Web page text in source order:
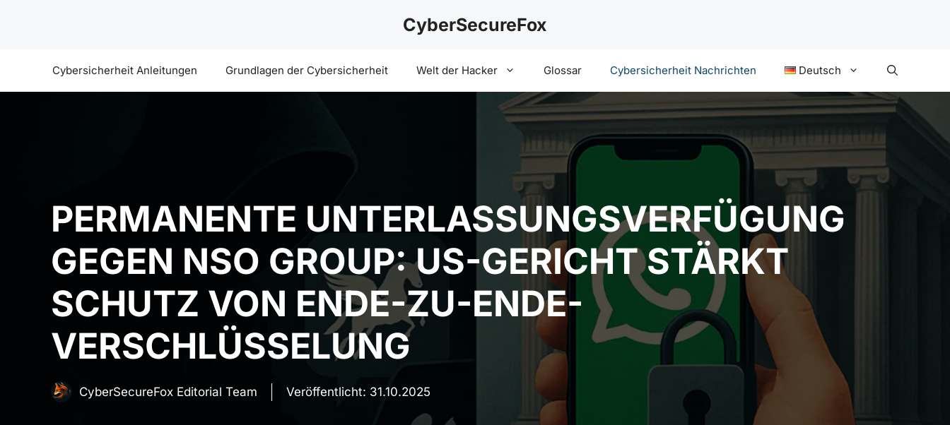
CyberSecureFox
Cybersicherheit Anleitungen Grundlagen der Cybersicherheit Welt der Hacker Glossar Cybersicherheit Nachrichten Deutsch
PERMANENTE UNTERLASSUNGSVERFÜGUNG
GEGEN NSO GROUP: US-GERICHT STÄRKT
SCHUTZ VON ENDE-ZU-ENDE-
VERSCHLÜSSELUNG
CyberSecureFox Editorial Team Veröffentlicht: 31.10.2025